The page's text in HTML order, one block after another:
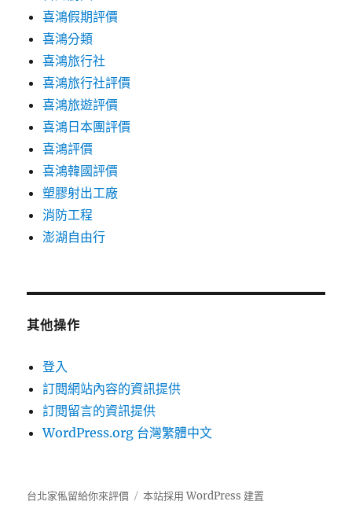
喜鴻假期評價
喜鴻分類
喜鴻旅行社
喜鴻旅行社評價
喜鴻旅遊評價
喜鴻日本團評價
喜鴻評價
喜鴻韓國評價
塑膠射出工廠
消防工程
澎湖自由行
其他操作
登入
訂閱網站內容的資訊提供
訂閱留言的資訊提供
WordPress.org 台灣繁體中文
台北家俬留給你來評價 本站採用 WordPress 建置